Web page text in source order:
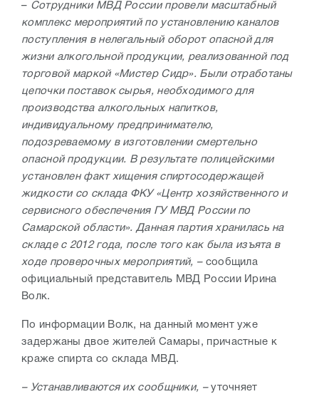
– Сотрудники МВД России провели масштабный
комплекс мероприятий по установлению каналов
поступления в нелегальный оборот опасной для
жизни алкогольной продукции, реализованной под
торговой маркой «Мистер Сидр». Были отработаны
цепочки поставок сырья, необходимого для
производства алкогольных напитков,
индивидуальному предпринимателю,
подозреваемому в изготовлении смертельно
опасной продукции. В результате полицейскими
установлен факт хищения спиртосодержащей
жидкости со склада ФКУ «Центр хозяйственного и
сервисного обеспечения ГУ МВД России по
Самарской области». Данная партия хранилась на
складе с 2012 года, после того как была изъята в
ходе проверочных мероприятий, –сообщила
официальный представитель МВД России Ирина
Волк.
По информации Волк, на данный момент уже
задержаны двое жителей Самары, причастные к
краже спирта со склада МВД.
– Устанавливаются их сообщники, –уточняет